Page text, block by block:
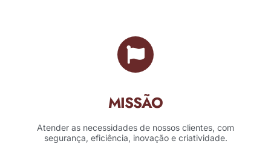
MISSÃO
Atender as necessidades de nossos clientes, com
segurança, eficiência, inovação e criatividade.